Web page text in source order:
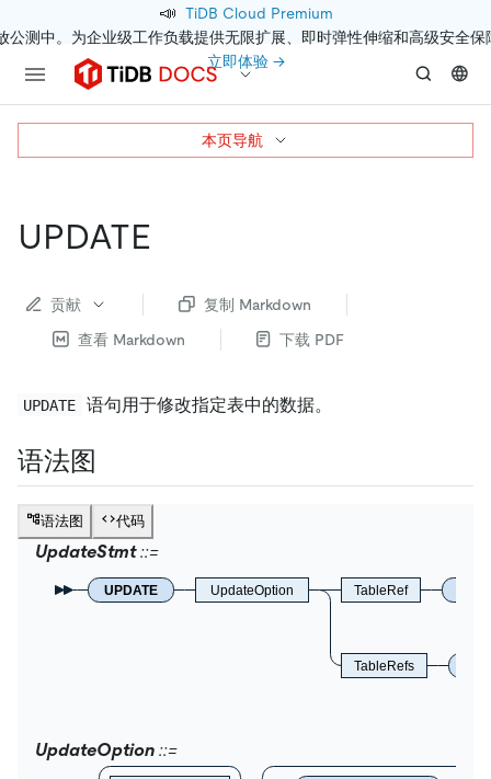
📣 TiDB Cloud Premium
公测中。为企业级工作负载提供无限扩展、即时弹性伸缩和高级安全保
立即体验 →
UPDATE
贡献
复制 Markdown
查看 Markdown
下载 PDF
UPDATE 语句用于修改指定表中的数据。
语法图
语法图 代码
UpdateStmt
UPDATE UpdateOption TableRef
TableRefs
UpdateOption
本页导航